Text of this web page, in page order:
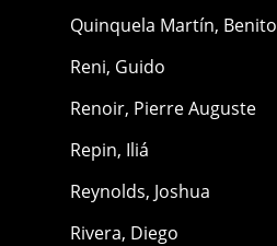
Quinquela Martín, Benito
Reni, Guido
Renoir, Pierre Auguste
Repin, Iliá
Reynolds, Joshua
Rivera, Diego